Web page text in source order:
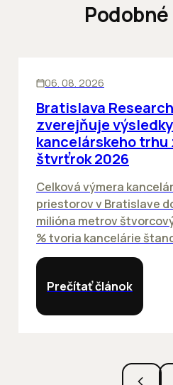
06. 08. 2026
Bratislava
zverejňuje výsledky
kancelárskeho trhu
štvrťrok 2026
Celková výmera
priestorov v Bratislave
milióna metrov
% tvoria kancelárie
Prečítať článok